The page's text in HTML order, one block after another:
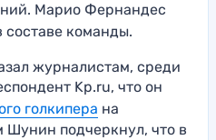
Марио Фернандес
составе команды.
журналистам, среди
Kp.ru, что он
голкипера на
Шунин подчеркнул, что в